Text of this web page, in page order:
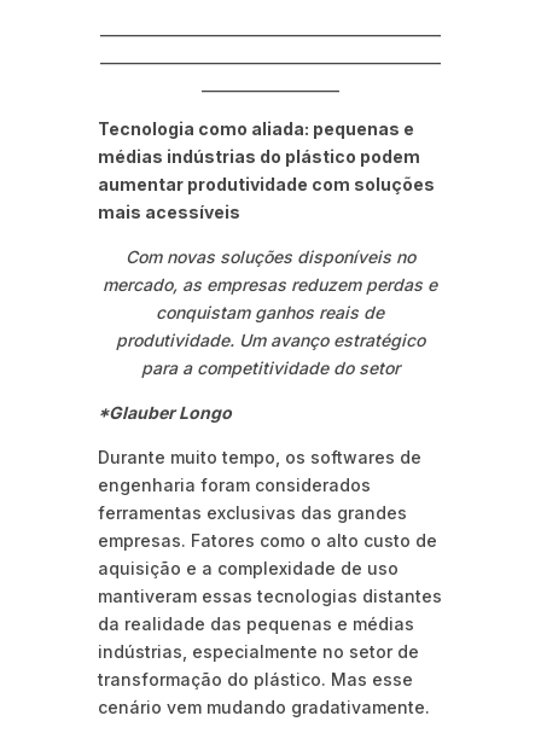
Tecnologia como aliada: pequenas e
médias indústrias do plástico podem
aumentar produtividade com soluções
mais acessíveis
Com novas soluções disponíveis no
mercado, as empresas reduzem perdas e
conquistam ganhos reais de
produtividade. Um avanço estratégico
para a competitividade do setor
*Glauber Longo
Durante muito tempo, os softwares de
engenharia foram considerados
ferramentas exclusivas das grandes
empresas. Fatores como o alto custo de
aquisição e a complexidade de uso
mantiveram essas tecnologias distantes
da realidade das pequenas e médias
indústrias, especialmente no setor de
transformação do plástico. Mas esse
cenário vem mudando gradativamente.